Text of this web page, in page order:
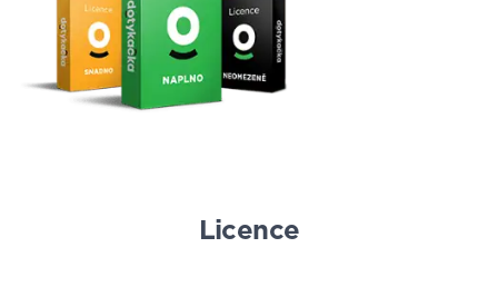
Licence